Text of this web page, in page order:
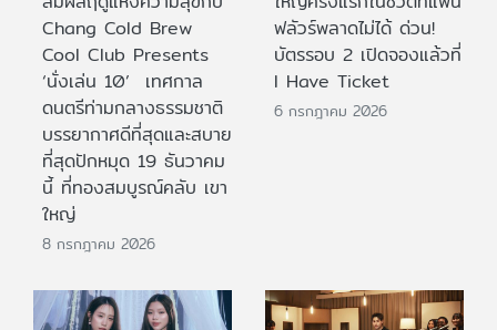
Chang Cold Brew
Cool Club Presents
‘นั่งเล่น 10’ เทศกาล
ดนตรีท่ามกลางธรรมชาติ
บรรยากาศดีที่สุดและสบาย
ที่สุดปักหมุด 19 ธันวาคม
นี้ ที่ทองสมบูรณ์คลับ เขา
ใหญ่
8 กรกฎาคม 2026
ฟลัวร์พลาดไม่ได้ ด่วน!
บัตรรอบ 2 เปิดจองแล้วที่
I Have Ticket
6 กรกฎาคม 2026